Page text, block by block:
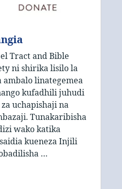
Tract and Bible
ni shirika lisilo la
ambalo linategemea
kufadhili juhudi
uchapishaji na
Tunakaribisha
wako katika
kueneza Injili
…